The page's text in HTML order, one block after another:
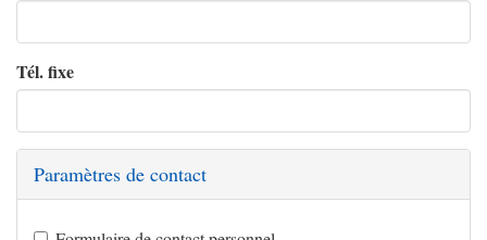
Tél. fixe
Paramètres de contact